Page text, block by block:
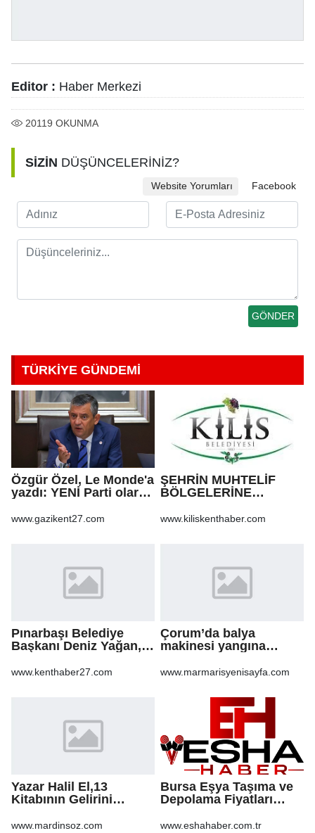
Editor : Haber Merkezi
20119 OKUNMA
SİZİN DÜŞÜNCELERİNİZ?
Website Yorumları Facebook
TÜRKİYE GÜNDEMİ
Özgür Özel, Le Monde'a
yazdı: YENİ Parti olarak
öneriyoruz
www.gazikent27.com
ŞEHRİN MUHTELİF
BÖLGELERİNE
VE BOZULAN
www.kiliskenthaber.com
Pınarbaşı Belediye
Başkanı Deniz Yağan,
www.kenthaber27.com
Çorum’da balya
makinesi yangına
anız küle döndü
www.marmarisyenisayfa.com
Yazar Halil El,13
Kitabının Gelirini
www.mardinsoz.com
Bursa Eşya Taşıma ve
Depolama Fiyatları
İçin Bilinmesi
www.eshahaber.com.tr